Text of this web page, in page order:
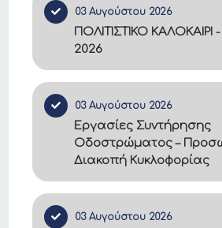
03 Αυγούστου 2026
ΠΟΛΙΤΙΣΤΙΚΟ
2026
03 Αυγούστου 2026
Εργασίες Συντήρησης
Οδοστρώματος –
Διακοπή Κυκλοφορίας
03 Αυγούστου 2026